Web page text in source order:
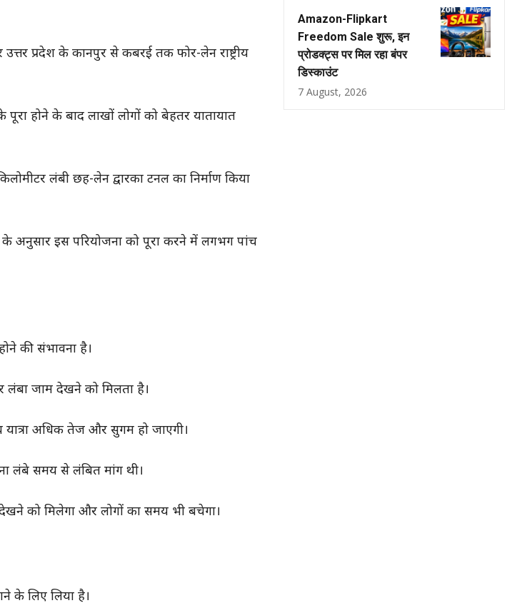
उत्तर प्रदेश के कानपुर से कबरई तक फोर-लेन राष्ट्रीय
होने के बाद लाखों लोगों को बेहतर यातायात
लंबी छह-लेन द्वारका टनल का निर्माण किया
अनुसार इस परियोजना को पूरा करने में लगभग पांच
की संभावना है।
लंबा जाम देखने को मिलता है।
अधिक तेज और सुगम हो जाएगी।
लंबे समय से लंबित मांग थी।
देखने को मिलेगा और लोगों का समय भी बचेगा।
के लिए लिया है।
Amazon-Flipkart
Freedom Sale शुरू, इन
प्रोडक्ट्स पर मिल रहा बंपर
डिस्काउंट
7 August, 2026